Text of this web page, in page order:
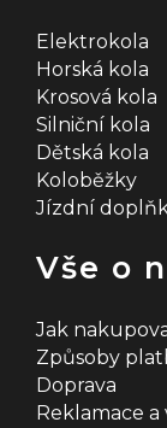
Elektrokola
Horská kola
Krosová kola
Silniční kola
Dětská kola
Koloběžky
Jízdní
Vše o
Jak
Způsoby
Doprava
Reklamace